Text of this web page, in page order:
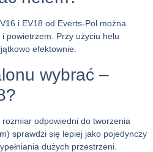
i EV18 od Everts-Pol można
powietrzem. Przy użyciu helu
efektownie.
wybrać –
odpowiedni do tworzenia
sprawdzi się lepiej jako pojedynczy
dużych przestrzeni.